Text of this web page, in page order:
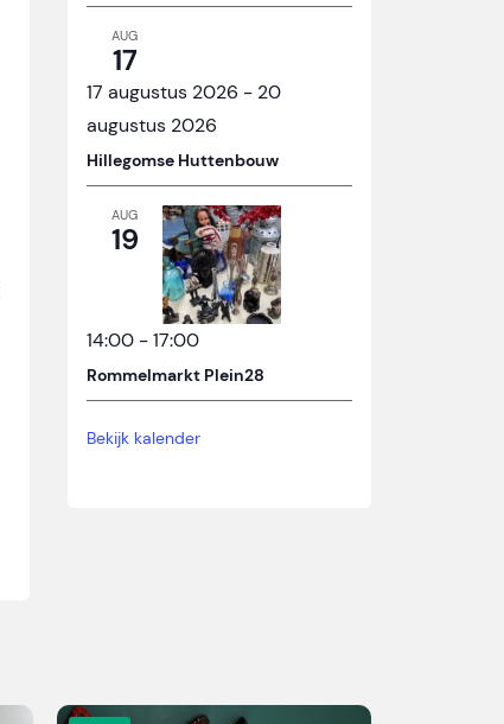
AUG
17
17 augustus 2026 - 20
augustus 2026
Hillegomse Huttenbouw
AUG
19
14:00 -17:00
Rommelmarkt Plein28
Bekijk kalender